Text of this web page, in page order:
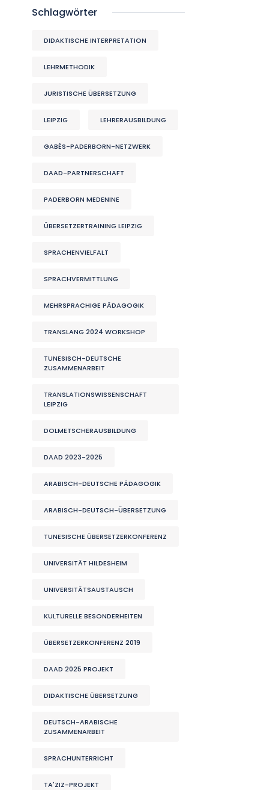
Schlagwörter
DIDAKTISCHE INTERPRETATION
LEHRMETHODIK
JURISTISCHE ÜBERSETZUNG
LEIPZIG LEHRERAUSBILDUNG
GABÈS-PADERBORN-NETZWERK
DAAD-PARTNERSCHAFT
PADERBORN MEDENINE
ÜBERSETZERTRAINING LEIPZIG
SPRACHENVIELFALT
SPRACHVERMITTLUNG
MEHRSPRACHIGE PÄDAGOGIK
TRANSLANG 2024 WORKSHOP
TUNESISCH-DEUTSCHE
ZUSAMMENARBEIT
TRANSLATIONSWISSENSCHAFT
LEIPZIG
DOLMETSCHERAUSBILDUNG
DAAD 2023-2025
ARABISCH-DEUTSCHE PÄDAGOGIK
ARABISCH-DEUTSCH-ÜBERSETZUNG
TUNESISCHE ÜBERSETZERKONFERENZ
UNIVERSITÄT HILDESHEIM
UNIVERSITÄTSAUSTAUSCH
KULTURELLE BESONDERHEITEN
ÜBERSETZERKONFERENZ 2019
DAAD 2025 PROJEKT
DIDAKTISCHE ÜBERSETZUNG
DEUTSCH-ARABISCHE
ZUSAMMENARBEIT
SPRACHUNTERRICHT
TA'ZIZ-PROJEKT